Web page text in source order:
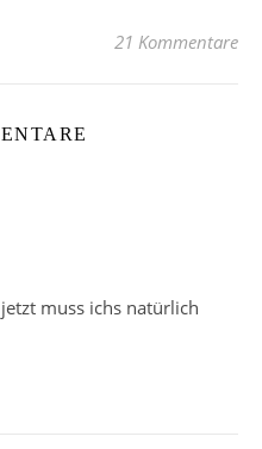
21 Kommentare
muss ichs natürlich